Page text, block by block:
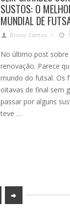
SUSTOS: O
MUNDIAL DE
Bruno Santos /
No último post
renovação. Parece
mundo do futsal. Os
oitavas de final sem
passar por alguns
teve …